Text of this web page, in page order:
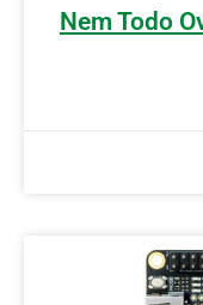
Nem Todo